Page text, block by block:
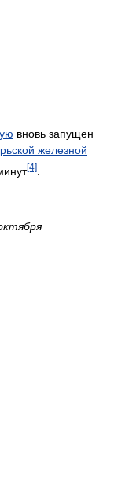
вновь запущен
железной
[4]